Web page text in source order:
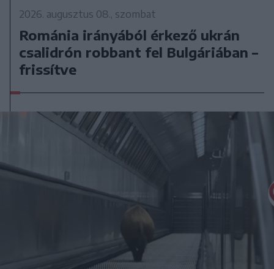
2026. augusztus 08., szombat
Románia irányából érkező ukrán
csalidrón robbant fel Bulgáriában –
frissítve